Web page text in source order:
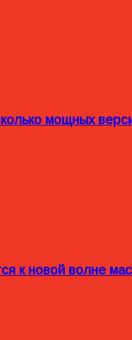
мощных
к новой волне